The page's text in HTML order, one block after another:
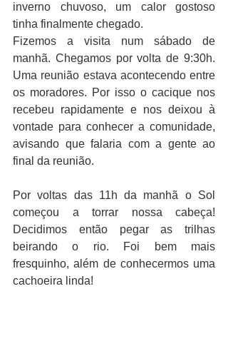
inverno chuvoso, um calor gostoso
tinha finalmente chegado.
Fizemos a visita num sábado de
manhã. Chegamos por volta de 9:30h.
Uma reunião estava acontecendo entre
os moradores. Por isso o cacique nos
recebeu rapidamente e nos deixou à
vontade para conhecer a comunidade,
avisando que falaria com a gente ao
final da reunião.
Por voltas das 11h da manhã o Sol
começou a torrar nossa cabeça!
Decidimos então pegar as trilhas
beirando o rio. Foi bem mais
fresquinho, além de conhecermos uma
cachoeira linda!